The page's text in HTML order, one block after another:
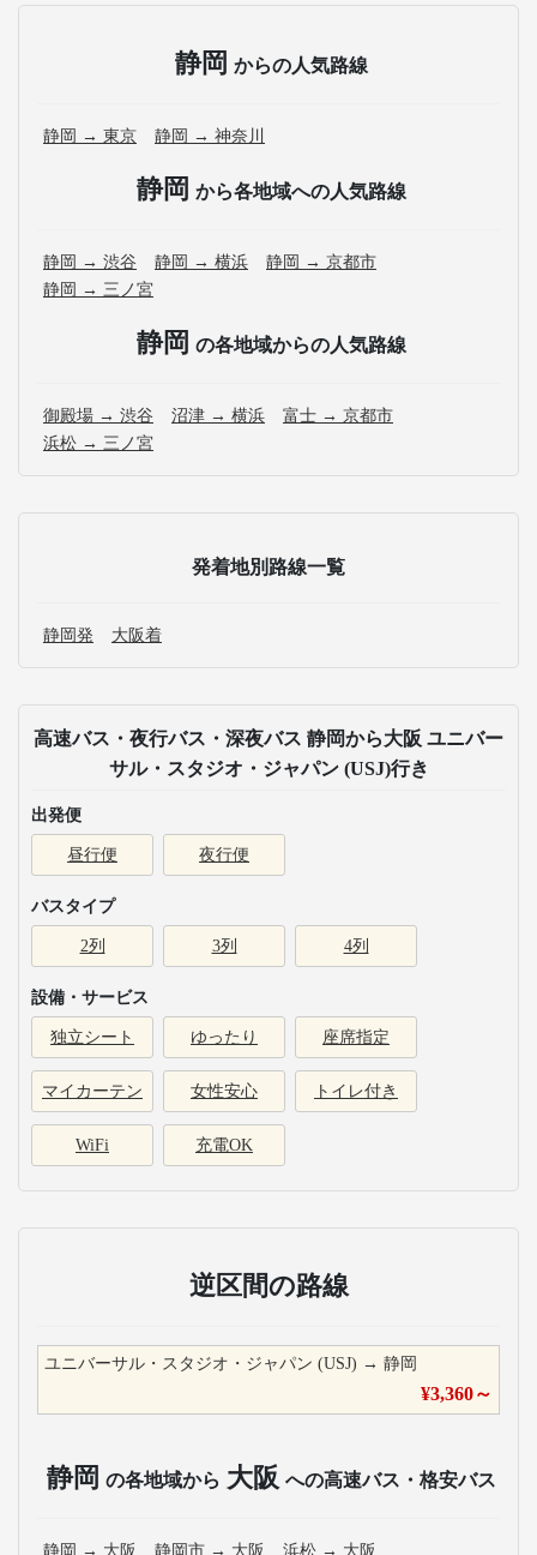
静岡 からの人気路線
静岡 → 東京 静岡 → 神奈川
静岡 から各地域への人気路線
静岡 → 渋谷 静岡 → 横浜
静岡 → 京都市
静岡 → 三ノ宮
静岡 の各地域からの人気路線
御殿場 → 渋谷 沼津 → 横浜
富士 → 京都市
浜松 → 三ノ宮
発着地別路線一覧
静岡発 大阪着
高速バス・夜行バス・深夜バス 静岡から大阪 ユニバー
サル・スタジオ・ジャパン (USJ)行き
出発便
昼行便 夜行便
バスタイプ
2列 3列 4列
設備・サービス
独立シート ゆったり 座席指定
マイカーテン 女性安心 トイレ付き
WiFi 充電OK
逆区間の路線
ユニバーサル・スタジオ・ジャパン (USJ) → 静岡
¥3,360～
静岡 の各地域から 大阪 への高速バス・格安バス
静岡 → 大阪 静岡市 → 大阪 浜松 → 大阪